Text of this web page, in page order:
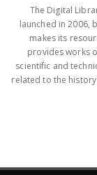
The Digital
launched in 2006,
makes its
provides works
scientific and
related to the